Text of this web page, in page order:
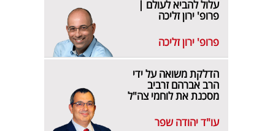
עלול להביא לעולם |
פרופ' ירון זליכה
פרופ' ירון זליכה
הדלקת משואה על ידי
הרב אברהם זרביב
מסכנת את לוחמי צה"ל
עו"ד יהודה שפר